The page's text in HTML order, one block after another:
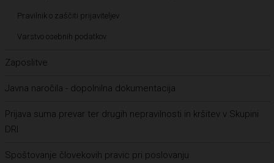
Pravilnik o zaščiti prijaviteljev
Varstvo osebnih podatkov
Zaposlitve
Javna naročila - dopolnilna dokumentacija
Prijava suma prevar ter drugih nepravilnosti in kršitev v Skupini
DRI
Spoštovanje človekovih pravic pri poslovanju